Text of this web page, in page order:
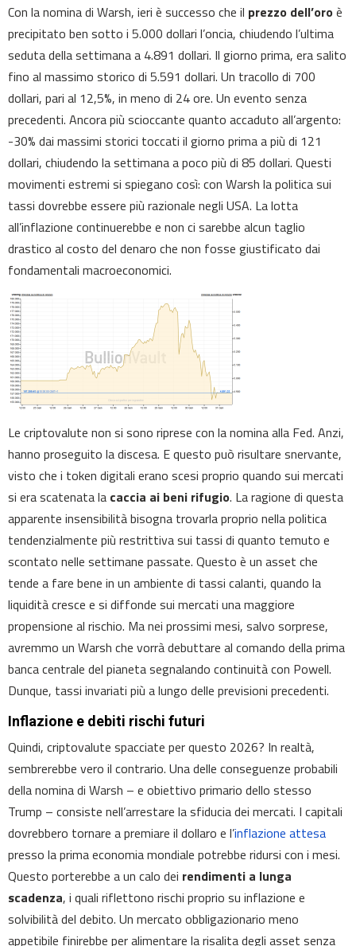
Con la nomina di Warsh, ieri è successo che il prezzo dell’oroè
precipitato ben sotto i 5.000 dollari l’oncia, chiudendo l’ultima
seduta della settimana a 4.891 dollari. Il giorno prima, era salito
fino al massimo storico di 5.591 dollari. Un tracollo di 700
dollari, pari al 12,5%, in meno di 24 ore. Un evento senza
precedenti. Ancora più scioccante quanto accaduto all’argento:
-30% dai massimi storici toccati il giorno prima a più di 121
dollari, chiudendo la settimana a poco più di 85 dollari. Questi
movimenti estremi si spiegano così: con Warsh la politica sui
tassi dovrebbe essere più razionale negli USA. La lotta
all’inflazione continuerebbe e non ci sarebbe alcun taglio
drastico al costo del denaro che non fosse giustificato dai
fondamentali macroeconomici.
Le criptovalute non si sono riprese con la nomina alla Fed. Anzi,
hanno proseguito la discesa. E questo può risultare snervante,
visto che i token digitali erano scesi proprio quando sui mercati
si era scatenata la caccia ai beni rifugio. La ragione di questa
apparente insensibilità bisogna trovarla proprio nella politica
tendenzialmente più restrittiva sui tassi di quanto temuto e
scontato nelle settimane passate. Questo è un asset che
tende a fare bene in un ambiente di tassi calanti, quando la
liquidità cresce e si diffonde sui mercati una maggiore
propensione al rischio. Ma nei prossimi mesi, salvo sorprese,
avremmo un Warsh che vorrà debuttare al comando della prima
banca centrale del pianeta segnalando continuità con Powell.
Dunque, tassi invariati più a lungo delle previsioni precedenti.
Inflazione e debiti rischi futuri
Quindi, criptovalute spacciate per questo 2026? In realtà,
sembrerebbe vero il contrario. Una delle conseguenze probabili
della nomina di Warsh – e obiettivo primario dello stesso
Trump – consiste nell’arrestare la sfiducia dei mercati. I capitali
dovrebbero tornare a premiare il dollaro e l’inflazione attesa
presso la prima economia mondiale potrebbe ridursi con i mesi.
Questo porterebbe a un calo dei rendimenti a lunga
scadenza, i quali riflettono rischi proprio su inflazione e
solvibilità del debito. Un mercato obbligazionario meno
appetibile finirebbe per alimentare la risalita degli asset senza